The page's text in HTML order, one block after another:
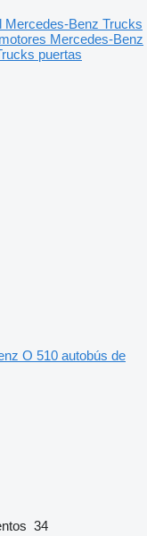
Mercedes-Benz Trucks
Mercedes-Benz
puertas
O 510 autobús de
34